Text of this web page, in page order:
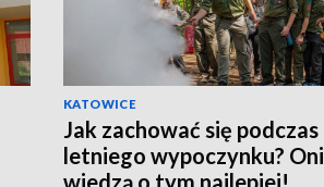
KATOWICE
Jak zachować się podczas
letniego wypoczynku? Oni
wiedzą o tym najlepiej!